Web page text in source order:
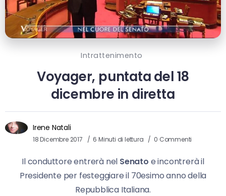
Intrattenimento
Voyager, puntata del 18
dicembre in diretta
Irene Natali
18 Dicembre 2017 6 Minuti di lettura 0 Commenti
Il conduttore entrerà nel Senato e incontrerà il
Presidente per festeggiare il 70esimo anno della
Repubblica Italiana.